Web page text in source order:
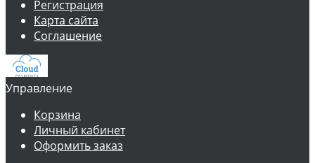
Регистрация
Карта сайта
Соглашение
Управление
Корзина
Личный кабинет
Оформить заказ